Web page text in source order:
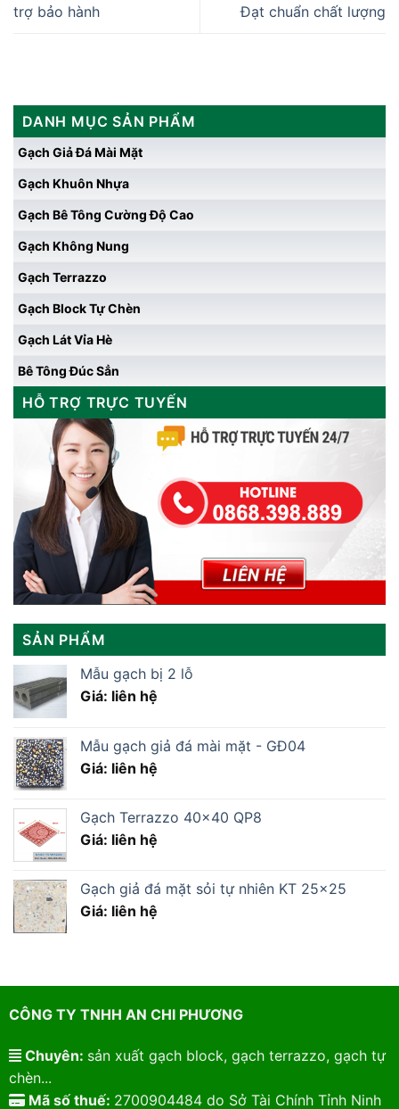
trợ bảo hành
Đạt chuẩn chất lượng
DANH MỤC SẢN PHẨM
Gạch Giả Đá Mài Mặt
Gạch Khuôn Nhựa
Gạch Bê Tông Cường Độ Cao
Gạch Không Nung
Gạch Terrazzo
Gạch Block Tự Chèn
Gạch Lát Vỉa Hè
Bê Tông Đúc Sẳn
HỖ TRỢ TRỰC TUYẾN
SẢN PHẨM
Mẫu gạch bị 2 lỗ
Giá: liên hệ
Mẫu gạch giả đá mài mặt - GĐ04
Giá: liên hệ
Gạch Terrazzo 40×40 QP8
Giá: liên hệ
Gạch giả đá mặt sỏi tự nhiên KT 25x25
Giá: liên hệ
CÔNG TY TNHH AN CHI PHƯƠNG
Chuyên: sản xuất gạch block, gạch terrazzo, gạch tự
chèn...
Mã số thuế: 2700904484 do Sở Tài Chính Tỉnh Ninh